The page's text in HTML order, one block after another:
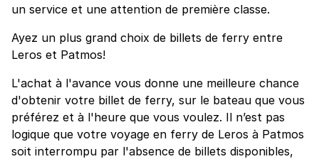
un service et une attention de première classe.
Ayez un plus grand choix de billets de ferry entre
Leros et Patmos!
L'achat à l'avance vous donne une meilleure chance
d'obtenir votre billet de ferry, sur le bateau que vous
préférez et à l'heure que vous voulez. Il n’est pas
logique que votre voyage en ferry de Leros à Patmos
soit interrompu par l'absence de billets disponibles,